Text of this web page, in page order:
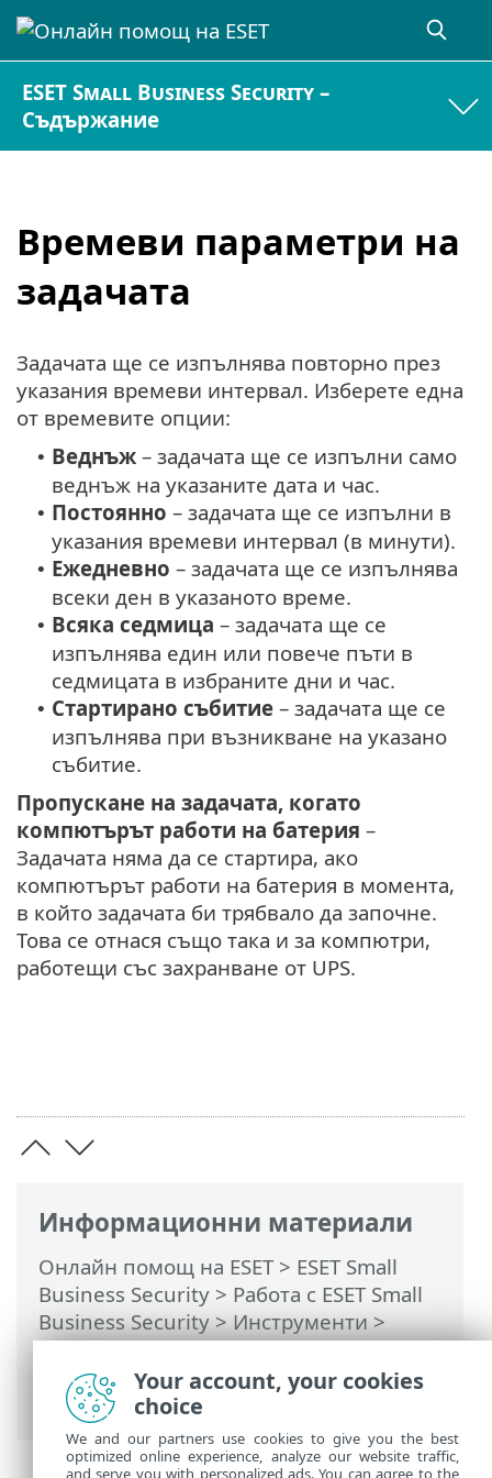
ESET Small Business Security –
Съдържание
Времеви параметри на
задачата
Информационни материали
Онлайн помощ на ESET> ESET Small
Business Security > Работа с ESET Small
Business Security>Инструменти>
Планировчик> Диалогови прозорци –
Разписание > Времеви параметри на
задачата
Задачата ще се изпълнява повторно през
указания времеви интервал. Изберете една
от времевите опции:
• Веднъж – задачата ще се изпълни само
веднъж на указаните дата и час.
• Постоянно – задачата ще се изпълни в
указания времеви интервал (в минути).
• Ежедневно – задачата ще се изпълнява
всеки ден в указаното време.
• Всяка седмица – задачата ще се
изпълнява един или повече пъти в
седмицата в избраните дни и час.
• Стартирано събитие – задачата ще се
изпълнява при възникване на указано
събитие.
Пропускане на задачата, когато
компютърът работи на батерия –
Задачата няма да се стартира, ако
компютърът работи на батерия в момента,
в който задачата би трябвало да започне.
Това се отнася също така и за компютри,
работещи със захранване от UPS.
Your account, your cookies
choice
We and our partners use cookies to give you the best
optimized online experience, analyze our website traffic,
and serve you with personalized ads. You can agree to the